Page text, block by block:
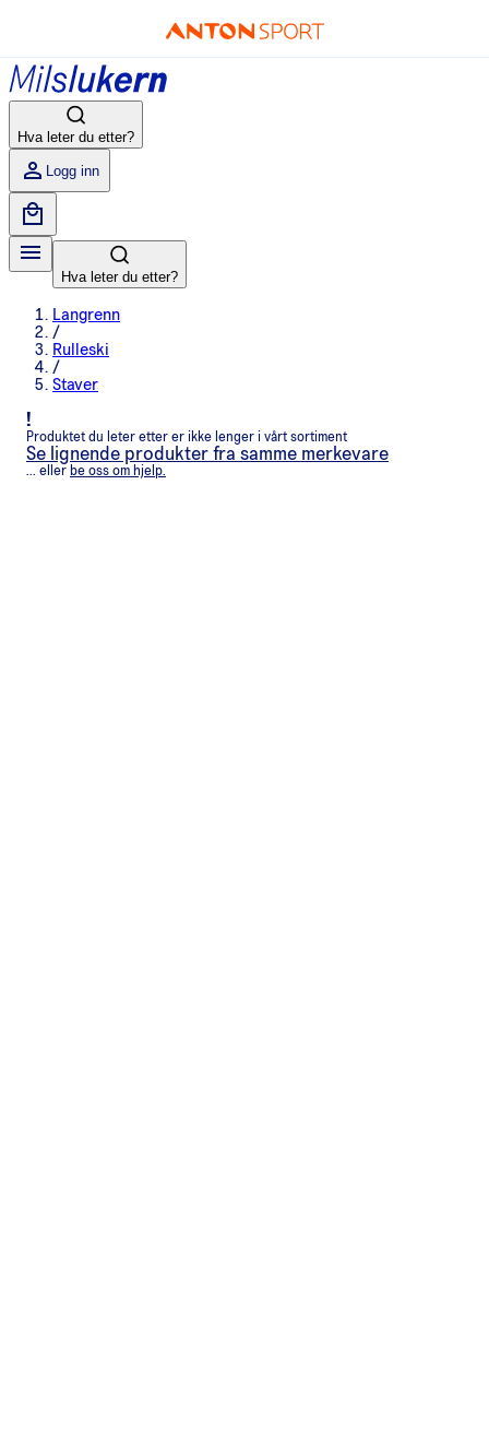
Hva leter du etter?
Logg inn
Hva leter du etter?
Langrenn
/
Rulleski
/
Staver
!
Produktet du leter etter er ikke lenger i vårt sortiment
Se lignende produkter fra samme merkevare
... eller be oss om hjelp.